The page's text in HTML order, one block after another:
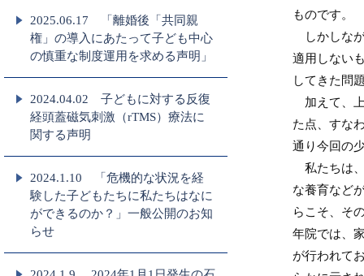
ものです。
しかしなが
適用しない
してきた問
加えて、上
た点、すな
通り今回の
私たちは、
な養育など
らこそ、そ
年院では、
が行われて
2025.06.17 「離婚後「共同親
権」の導⼊にあたって⼦ども中⼼
の慎重な制度運⽤を求める声明」
2024.04.02 子どもに対する反復
経頭蓋磁気刺激（rTMS）療法に
関する声明
2024.1.10 「危機的な状況を経
験した子どもたちに私たちはなに
ができるのか？」一般公開のお知
らせ